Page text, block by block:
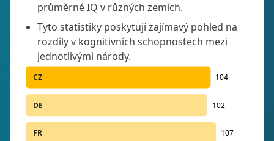
průměrné IQ v různých zemích.
Tyto statistiky poskytují zajímavý pohled na
rozdíly v kognitivních schopnostech mezi
jednotlivými národy.
104
102
107
CZ
DE
FR